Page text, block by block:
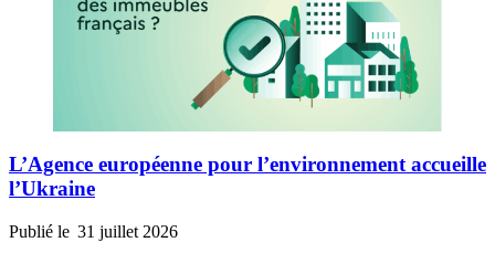
L’Agence européenne pour l’environnement accueille
l’Ukraine
Publié le 31 juillet 2026